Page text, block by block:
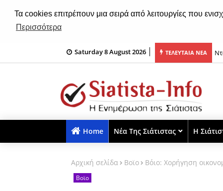
Τα cookies επιτρέπουν μια σειρά από λειτουργίες που
Περισσότερα
Saturday 8 August 2026 ΤΕΛΕΥΤΑΙΑ ΝΕΑ
2026, το Σάββατο 8 Αυγούστου 2026
Home Νέα Της Σιάτιστας Η
Αρχική σελίδα Βοϊο Βόιο: Χορήγηση
Βοϊο